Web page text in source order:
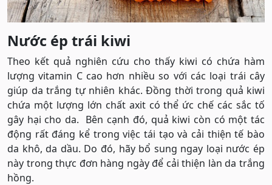
Nước ép trái kiwi
Theo kết quả nghiên cứu cho thấy kiwi có chứa hàm
lượng vitamin C cao hơn nhiều so với các loại trái cây
giúp da trắng tự nhiên khác. Đồng thời trong quả kiwi
chứa một lượng lớn chất axit có thể ức chế các sắc tố
gây hại cho da. Bên cạnh đó, quả kiwi còn có một tác
động rất đáng kể trong việc tái tạo và cải thiện tế bào
da khô, da dầu. Do đó, hãy bổ sung ngay loại nước ép
này trong thực đơn hàng ngày để cải thiện làn da trắng
hồng.